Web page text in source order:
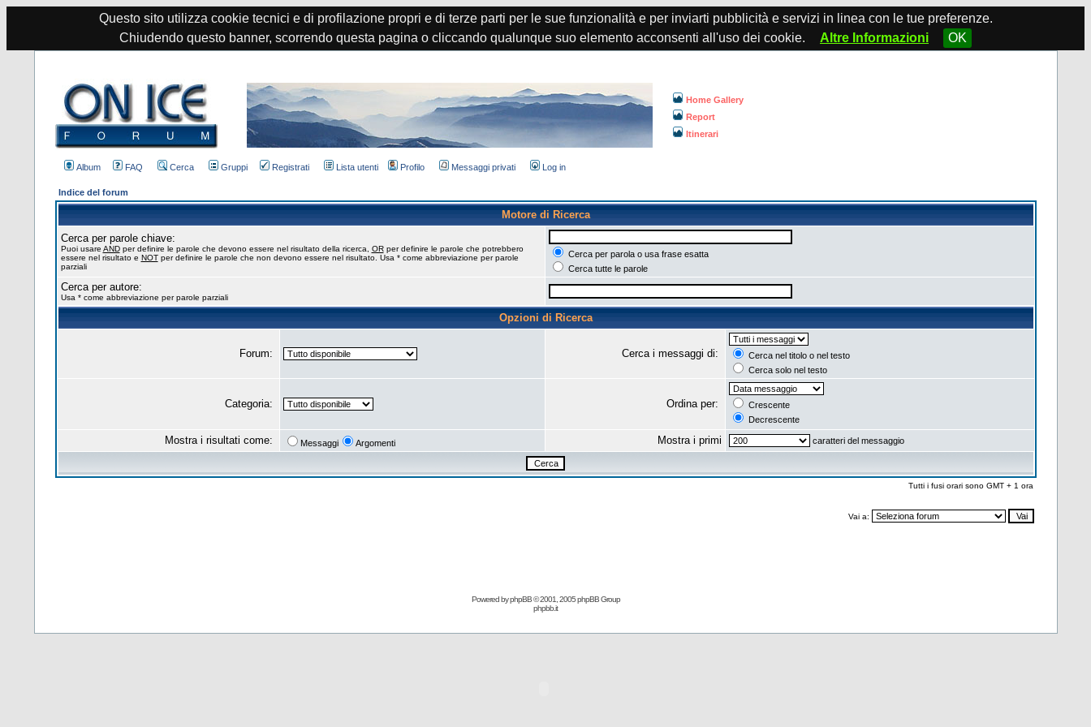
Questo sito utilizza cookie tecnici e di profilazione propri e di terze parti per le sue funzionalità e per inviarti pubblicità e servizi in linea con le tue preferenze.
Chiudendo questo banner, scorrendo questa pagina o cliccando qualunque suo elemento acconsenti all'uso dei cookie.
Altre Informazioni OK
Home Gallery
Report
Itinerari
Album FAQ Cerca Gruppi Registrati Lista utenti Profilo Messaggi privati Log in
Indice del forum
Motore di Ricerca
Cerca per parole chiave:
Puoi usare ANDper definire le parole che devono essere nel risultato della ricerca, ORper definire le parole che potrebbero
essere nel risultato e NOTper definire le parole che non devono essere nel risultato. Usa * come abbreviazione per parole
parziali
Cerca per parola o usa frase esatta
Cerca tutte le parole
Cerca per autore:
Usa * come abbreviazione per parole parziali
Opzioni di Ricerca
Forum: Cerca i messaggi di:
Cerca nel titolo o nel testo
Cerca solo nel testo
Categoria: Ordina per:
Crescente
Decrescente
Mostra i risultati come: Messaggi Argomenti Mostra i primi caratteri del messaggio
Tutti i fusi orari sono GMT + 1 ora
Vai a:
Powered byphpBB© 2001, 2005 phpBB Group
phpbb.it